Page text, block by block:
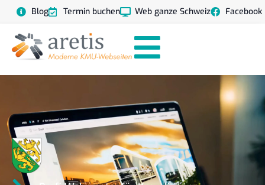
Blog Termin buchen Web ganze Schweiz Facebook